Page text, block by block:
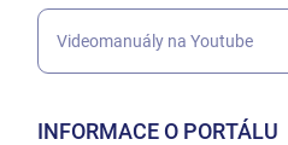
Videomanuály na Youtube
INFORMACE O PORTÁLU